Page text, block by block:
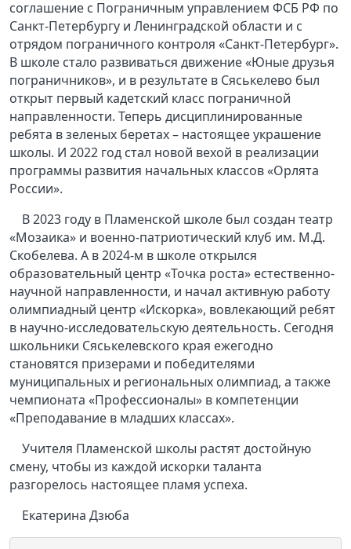
соглашение с Пограничным управлением ФСБ РФ по
Санкт-Петербургу и Ленинградской области и с
отрядом пограничного контроля «Санкт-Петербург».
В школе стало развиваться движение «Юные друзья
пограничников», и в результате в Сяськелево был
открыт первый кадетский класс пограничной
направленности. Теперь дисциплинированные
ребята в зеленых беретах – настоящее украшение
школы. И 2022 год стал новой вехой в реализации
программы развития начальных классов «Орлята
России».
В 2023 году в Пламенской школе был создан театр
«Мозаика» и военно-патриотический клуб им. М.Д.
Скобелева. А в 2024-м в школе открылся
образовательный центр «Точка роста» естественно-
научной направленности, и начал активную работу
олимпиадный центр «Искорка», вовлекающий ребят
в научно-исследовательскую деятельность. Сегодня
школьники Сяськелевского края ежегодно
становятся призерами и победителями
муниципальных и региональных олимпиад, а также
чемпионата «Профессионалы» в компетенции
«Преподавание в младших классах».
Учителя Пламенской школы растят достойную
смену, чтобы из каждой искорки таланта
разгорелось настоящее пламя успеха.
Екатерина Дзюба